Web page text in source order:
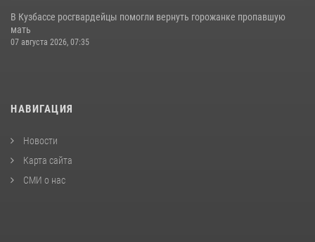
В Кузбассе росгвардейцы помогли вернуть горожанке пропавшую
мать
07 августа 2026, 07:35
НАВИГАЦИЯ
Новости
Карта сайта
СМИ о нас